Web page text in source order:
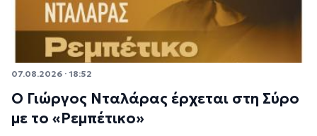
07.08.2026 · 18:52
Ο Γιώργος Νταλάρας έρχεται στη Σύρο
με το «Ρεμπέτικο»